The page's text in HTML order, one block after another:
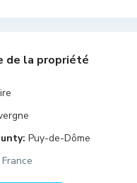
de la propriété
Puy-de-Dôme
France